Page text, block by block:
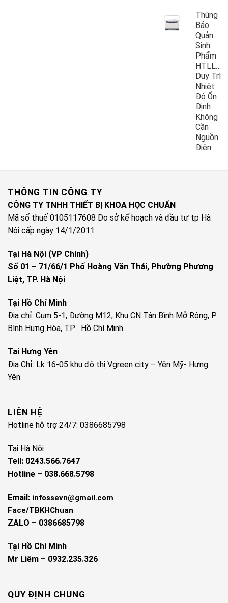
Thùng
Bảo
Quản
Sinh
Phẩm
Duy Trì
Nhiệt
Độ Ổn
Định
Không
Cần
Nguồn
Điện
THÔNG TIN CÔNG TY
CÔNG TY TNHH THIẾT BỊ KHOA HỌC CHUẨN
Mã số thuế 0105117608 Do sở kế hoạch và đầu tư tp Hà
Nội cấp ngày 14/1/2011
Tại Hà Nội (VP Chính)
Số 01 – 71/66/1 Phố Hoàng Văn Thái, Phường Phương
Liệt, TP. Hà Nội
Tại Hồ Chí Minh
Địa chỉ: Cụm 5-1, Đường M12, Khu CN Tân Bình Mở Rộng, P.
Bình Hưng Hòa, TP . Hồ Chí Minh
Tai Hưng Yên
Địa Chỉ: Lk 16-05 khu đô thị Vgreen city – Yên Mỹ- Hưng
Yên
LIÊN HỆ
Hotline hỗ trợ 24/7: 0386685798
Tại Hà Nội
Tell: 0243.566.7647
Hotline – 038.668.5798
Email: infossevn@gmail.com
Face/TBKHChuan
ZALO – 0386685798
Tại Hồ Chí Minh
Mr Liêm – 0932.235.326
QUY ĐỊNH CHUNG